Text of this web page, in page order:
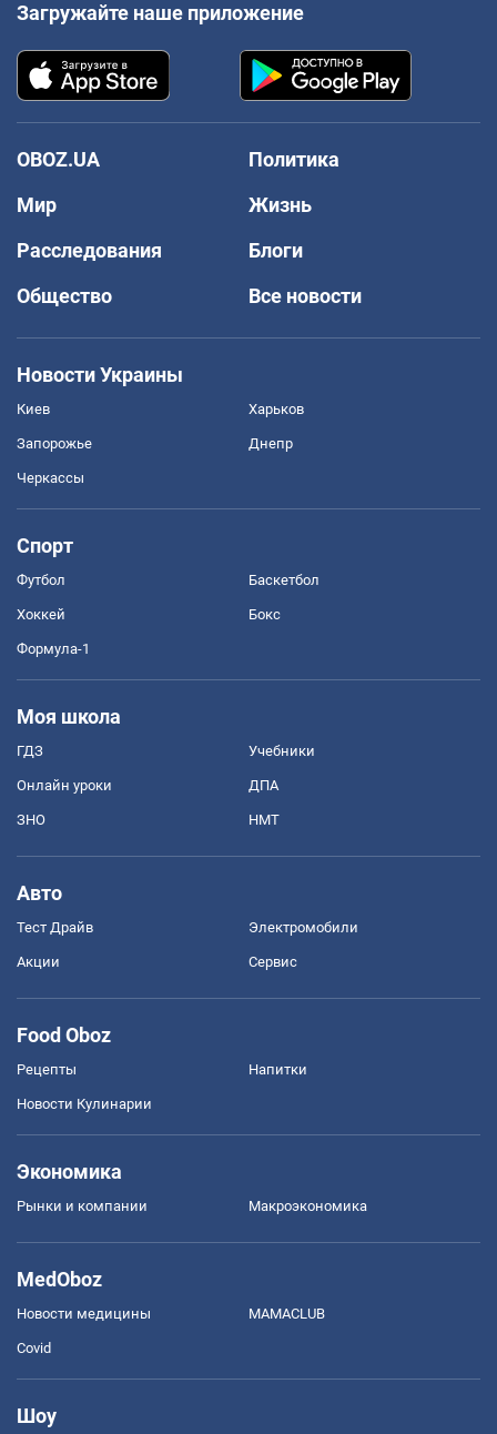
Загружайте наше приложение
OBOZ.UA
Политика
Мир
Жизнь
Расследования
Блоги
Общество
Все новости
Новости Украины
Киев Харьков
Запорожье Днепр
Черкассы
Спорт
Футбол Баскетбол
Хоккей Бокс
Формула-1
Моя школа
ГДЗ Учебники
Онлайн уроки ДПА
ЗНО НМТ
Авто
Тест Драйв Электромобили
Акции Сервис
Food Oboz
Рецепты Напитки
Новости Кулинарии
Экономика
Рынки и компании Mакроэкономика
MedOboz
Новости медицины MAMACLUB
Covid
Шоу